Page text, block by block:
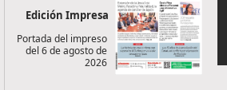
Edición Impresa
Portada del impreso
del 6 de agosto de
2026